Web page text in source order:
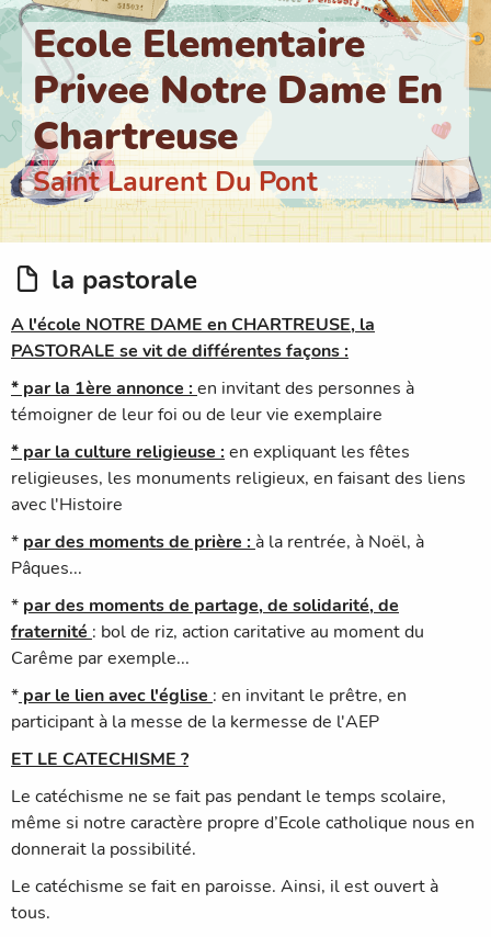
Ecole Elementaire
Privee Notre Dame En
Chartreuse
Saint Laurent Du Pont
la pastorale
A l'école NOTRE DAME en CHARTREUSE, la
PASTORALE se vit de différentes façons :
* par la 1ère annonce : en invitant des personnes à
témoigner de leur foi ou de leur vie exemplaire
* par la culture religieuse : en expliquant les fêtes
religieuses, les monuments religieux, en faisant des liens
avec l'Histoire
* par des moments de prière : à la rentrée, à Noël, à
Pâques...
* par des moments de partage, de solidarité, de
fraternité : bol de riz, action caritative au moment du
Carême par exemple...
* par le lien avec l'église : en invitant le prêtre, en
participant à la messe de la kermesse de l'AEP
ET LE CATECHISME ?
Le catéchisme ne se fait pas pendant le temps scolaire,
même si notre caractère propre d’Ecole catholique nous en
donnerait la possibilité.
Le catéchisme se fait en paroisse. Ainsi, il est ouvert à
tous.